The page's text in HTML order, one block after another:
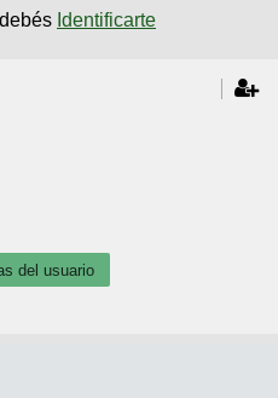
Identificarte
del usuario